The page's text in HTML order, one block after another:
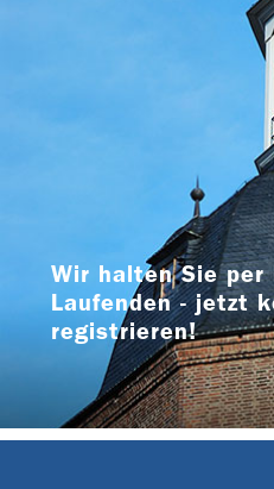
Wir halten Sie per
Laufenden - jetzt
registrieren!